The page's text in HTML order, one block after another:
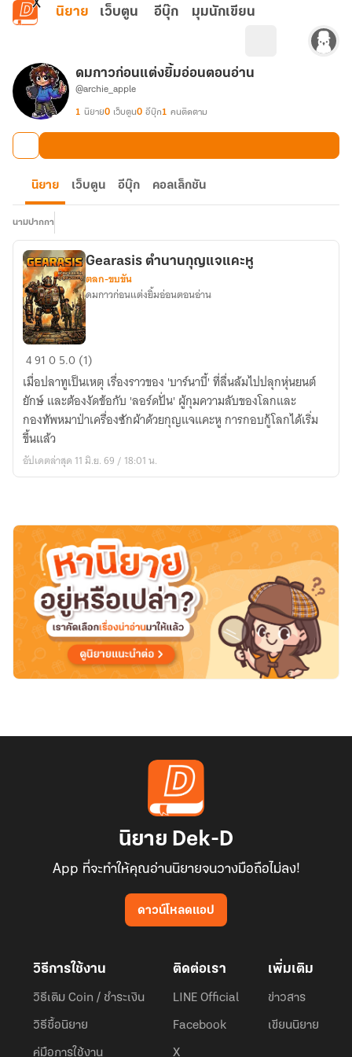
ข้ามไปยังเนื้อหาหลัก
นิยาย เว็บตูน อีบุ๊ก มุมนักเขียน
ดมกาวก่อนแต่งยิ้มอ่อนตอนอ่าน
@archie_apple
1 นิยาย0 เว็บตูน0 อีบุ๊ก1 คนติดตาม
นิยาย เว็บตูน อีบุ๊ก คอลเล็กชัน
นามปากกา
Gearasis
ตำนาน
กุญแจ
แคะ
หู
Gearasis ตำนานกุญแจแคะหู
ตลก-ขบขัน
ดมกาวก่อนแต่งยิ้มอ่อนตอนอ่าน
49105.0 (1)
เมื่อปลาทูเป็นเหตุ เรื่องราวของ 'บาร์นาบี้' ที่ลื่นล้มไปปลุกหุ่นยนต์
ยักษ์ และต้องงัดข้อกับ 'ลอร์ดปั่น' ผู้กุมความลับของโลกและ
กองทัพหมาป่าเครื่องซักผ้าด้วยกุญแจแคะหู การกอบกู้โลกได้เริ่ม
ขึ้นแล้ว
อัปเดตล่าสุด 11 มิ.ย. 69 / 18:01 น.
นิยาย Dek-D
App ที่จะทำให้คุณอ่านนิยายจนวางมือถือไม่ลง!
ดาวน์โหลดแอป
วิธีการใช้งาน
วิธีเติม Coin / ชำระเงิน
วิธีซื้อนิยาย
คู่มือการใช้งาน
ติดต่อเรา
LINE Official
Facebook
X
เพิ่มเติม
ข่าวสาร
เขียนนิยาย